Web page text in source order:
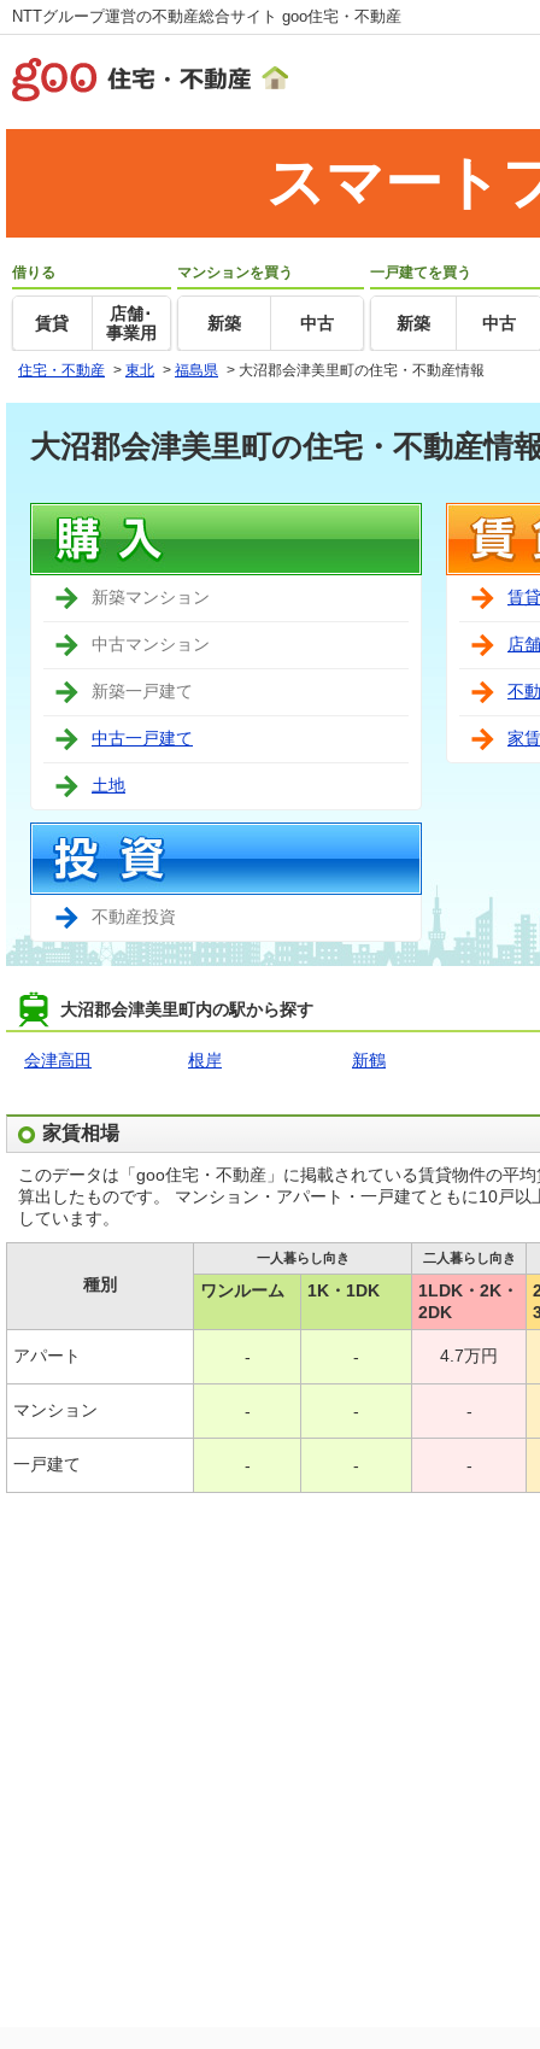
NTTグループ運営の不動産総合サイト goo住宅・不動産
スマート
借りる
賃貸
店舗･
事業用
マンションを買う
新築 中古
一戸建てを買う
新築 中古
住宅・不動産 > 東北 > 福島県 > 大沼郡会津美里町の住宅・不動産情報
大沼郡会津美里町の住宅・不動産情
新築マンション
中古マンション
新築一戸建て
中古一戸建て
土地
不動産投資
賃
店
不
家
大沼郡会津美里町内の駅から探す
会津高田 根岸 新鶴
家賃相場
このデータは「goo住宅・不動産」に掲載されている賃貸物件の平
算出したものです。 マンション・アパート・一戸建てともに10戸
しています。
種別
一人暮らし向き 二人暮らし向き
ワンルーム 1K・1DK
1LDK・2K・
2DK
アパート - - 4.7万円
マンション - - -
一戸建て - - -